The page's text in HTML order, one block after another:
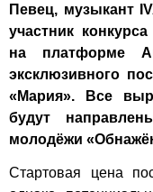
Певец, музыкант
участник
на платформе
эксклюзивного
«Мария». Все
будут
молодёжи
Стартовая цена